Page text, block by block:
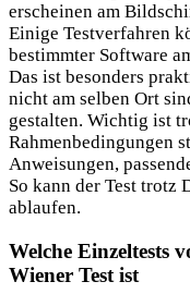
erscheinen am
Einige Testverfahren
bestimmter Software
Das ist besonders
nicht am selben Ort
gestalten. Wichtig ist
Rahmenbedingungen
Anweisungen,
So kann der Test trotz
ablaufen.
Welche Einzeltests
Wiener Test ist